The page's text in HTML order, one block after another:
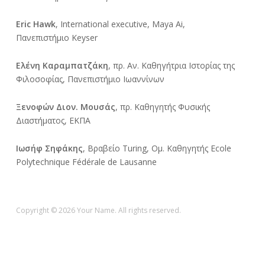
Eric Hawk, International executive, Maya Ai,
Πανεπιστήμιο Keyser
Ελένη Καραμπατζάκη, πρ. Αν. Καθηγήτρια Ιστορίας της
Φιλοσοφίας, Πανεπιστήμιο Ιωαννίνων
Ξενοφών Διον. Μουσάς, πρ. Kαθηγητής Φυσικής
Διαστήματος, ΕΚΠΑ
Ιωσήφ Σηφάκης, Βραβείο Turing, Ομ. Καθηγητής Ecole
Polytechnique Fédérale de Lausanne
Copyright © 2026 Your Name. All rights reserved.